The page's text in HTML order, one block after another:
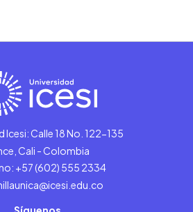
Icesi: Calle 18 No. 122-135
Cali - Colombia
+57 (602) 555 2334